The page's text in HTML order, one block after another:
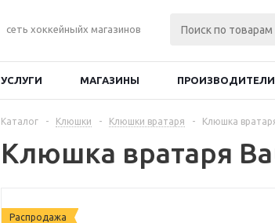
сеть хоккейныйх магазинов
УСЛУГИ МАГАЗИНЫ ПРОИЗВОДИТЕЛИ
Каталог - Клюшки - Клюшки вратаря - Клюшка
Клюшка вратаря
Распродажа